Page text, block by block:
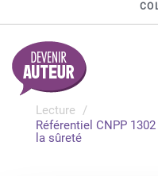
Lecture
Référentiel CNPP
la sûreté